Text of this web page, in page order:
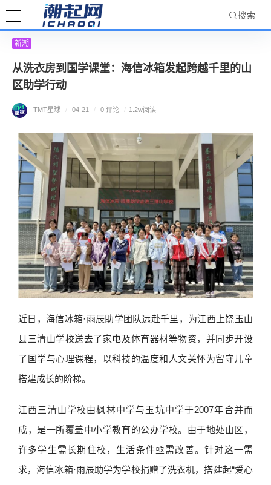
搜索
新潮
从洗衣房到国学课堂：海信冰箱发起跨越千里的山
区助学行动
TMT星球 / 04-21 / 0 评论 / 1.2w阅读
近日，海信冰箱·雨辰助学团队远赴千里，为江西上饶玉山
县三清山学校送去了家电及体育器材等物资，并同步开设
了国学与心理课程，以科技的温度和人文关怀为留守儿童
搭建成长的阶梯。
江西三清山学校由枫林中学与玉坑中学于2007年合并而
成，是一所覆盖中小学教育的公办学校。由于地处山区，
许多学生需长期住校，生活条件亟需改善。针对这一需
求，海信冰箱·雨辰助学为学校捐赠了洗衣机，搭建起“爱心